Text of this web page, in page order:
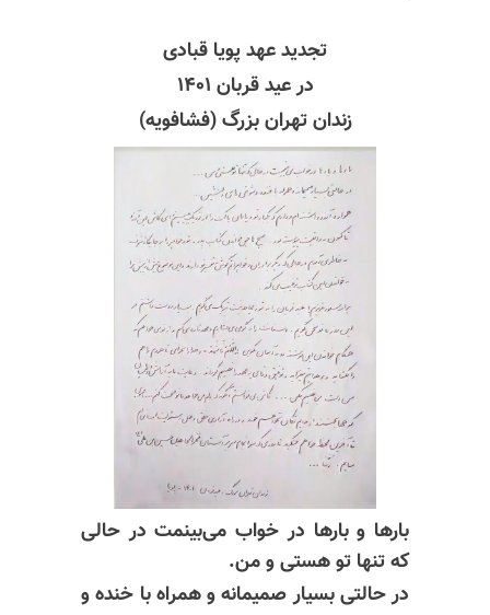
تجدید عهد پویا قبادی
در عید قربان ۱۴۰۱
زندان تهران بزرگ (فشافویه)
بارها و بارها در خواب می‌بینمت در حالی
که تنها تو هستی و من.
در حالتی بسیار صمیمانه و همراه با خنده و